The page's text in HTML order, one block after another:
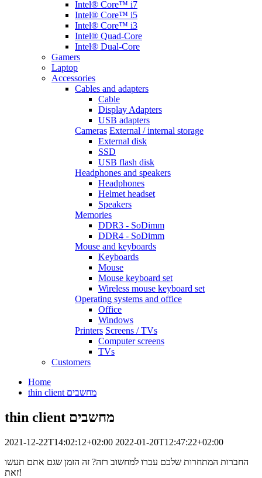
Intel® Core™ i7
Intel® Core™ i5
Intel® Core™ i3
Intel® Quad-Core
Intel® Dual-Core
Gamers
Laptop
Accessories
Cables and adapters
Cable
Display Adapters
USB adapters
Cameras External / internal storage
External disk
SSD
USB flash disk
Headphones and speakers
Headphones
Helmet headset
Speakers
Memories
DDR3 - SoDimm
DDR4 - SoDimm
Mouse and keyboards
Keyboards
Mouse
Mouse keyboard set
Wireless mouse keyboard set
Operating systems and office
Office
Windows
Printers Screens / TVs
Computer screens
TVs
Customers
Home
thin client מחשבים
thin client מחשבים
2021-12-22T14:02:12+02:00 2022-01-20T12:47:22+02:00
החברות המתחרות שלכם עברו למחשוב רזה? זה הזמן שגם אתם תעשו
זאת!